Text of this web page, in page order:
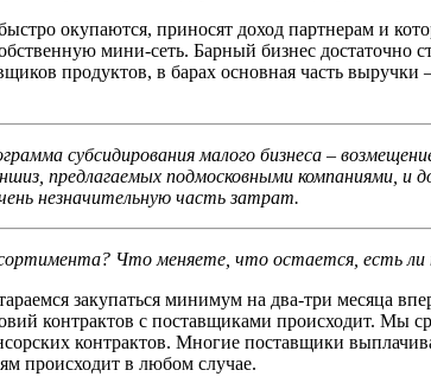
окупаются, приносят доход партнерам и
мини-сеть. Барный бизнес достаточно
продуктов, в барах основная часть
субсидирования малого бизнеса –
предлагаемых подмосковными компаниями, и
незначительную часть затрат.
Что меняете, что остается, есть
закупаться минимум на два-три месяца
контрактов с поставщиками происходит. Мы
контрактов. Многие поставщики
происходит в любом случае.